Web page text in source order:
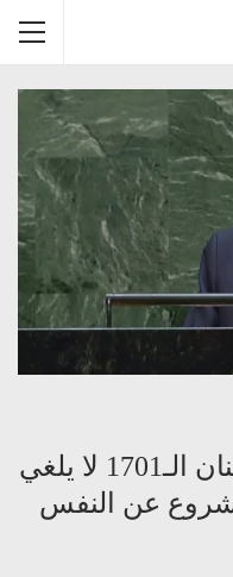
الرئيس اللبناني: التزام لبنان الـ1701 لا يلغي
عن النفس